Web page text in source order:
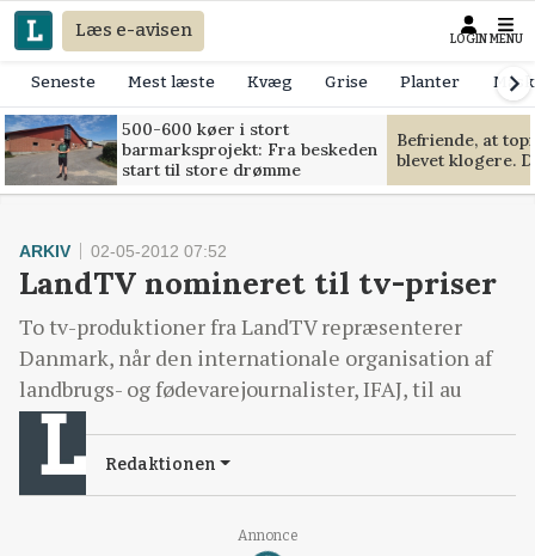
Læs e-avisen LOGIN MENU
Seneste Mest læste Kvæg Grise Planter
500-600 køer i stort
barmarksprojekt: Fra beskeden
start til store drømme
Befriende, at
blevet klogere.
Annonce
ARKIV 02-05-2012 07:52
LandTV nomineret til tv-priser
To tv-produktioner fra LandTV repræsenterer
Danmark, når den internationale organisation af
landbrugs- og fødevarejournalister, IFAJ, til au
Redaktionen